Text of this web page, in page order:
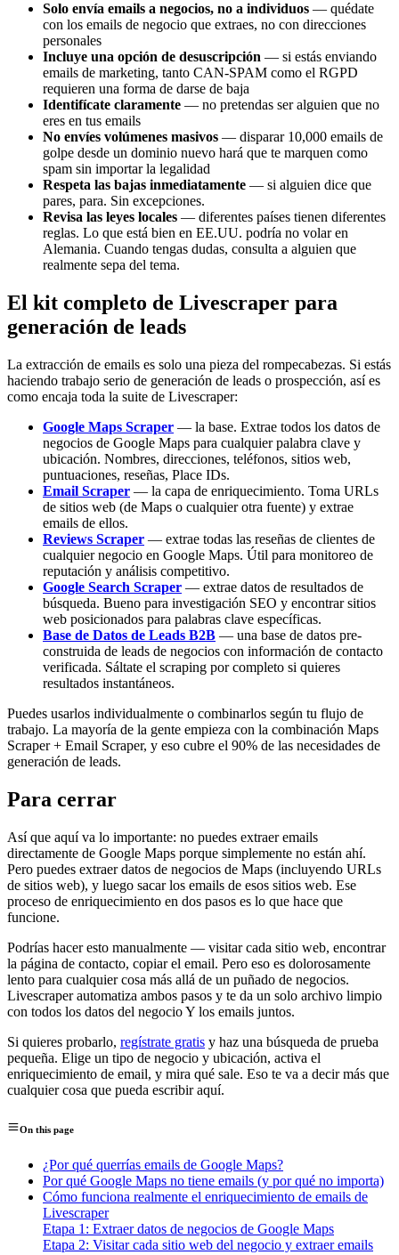
Solo envía emails a negocios, no a individuos — quédate
con los emails de negocio que extraes, no con direcciones
personales
Incluye una opción de desuscripción — si estás enviando
emails de marketing, tanto CAN-SPAM como el RGPD
requieren una forma de darse de baja
Identifícate claramente — no pretendas ser alguien que no
eres en tus emails
No envíes volúmenes masivos — disparar 10,000 emails de
golpe desde un dominio nuevo hará que te marquen como
spam sin importar la legalidad
Respeta las bajas inmediatamente — si alguien dice que
pares, para. Sin excepciones.
Revisa las leyes locales — diferentes países tienen diferentes
reglas. Lo que está bien en EE.UU. podría no volar en
Alemania. Cuando tengas dudas, consulta a alguien que
realmente sepa del tema.
El kit completo de Livescraper para
generación de leads
La extracción de emails es solo una pieza del rompecabezas. Si estás
haciendo trabajo serio de generación de leads o prospección, así es
como encaja toda la suite de Livescraper:
Google Maps Scraper — la base. Extrae todos los datos de
negocios de Google Maps para cualquier palabra clave y
ubicación. Nombres, direcciones, teléfonos, sitios web,
puntuaciones, reseñas, Place IDs.
Email Scraper — la capa de enriquecimiento. Toma URLs
de sitios web (de Maps o cualquier otra fuente) y extrae
emails de ellos.
Reviews Scraper — extrae todas las reseñas de clientes de
cualquier negocio en Google Maps. Útil para monitoreo de
reputación y análisis competitivo.
Google Search Scraper — extrae datos de resultados de
búsqueda. Bueno para investigación SEO y encontrar sitios
web posicionados para palabras clave específicas.
Base de Datos de Leads B2B — una base de datos pre-
construida de leads de negocios con información de contacto
verificada. Sáltate el scraping por completo si quieres
resultados instantáneos.
Puedes usarlos individualmente o combinarlos según tu flujo de
trabajo. La mayoría de la gente empieza con la combinación Maps
Scraper + Email Scraper, y eso cubre el 90% de las necesidades de
generación de leads.
Para cerrar
Así que aquí va lo importante: no puedes extraer emails
directamente de Google Maps porque simplemente no están ahí.
Pero puedes extraer datos de negocios de Maps (incluyendo URLs
de sitios web), y luego sacar los emails de esos sitios web. Ese
proceso de enriquecimiento en dos pasos es lo que hace que
funcione.
Podrías hacer esto manualmente — visitar cada sitio web, encontrar
la página de contacto, copiar el email. Pero eso es dolorosamente
lento para cualquier cosa más allá de un puñado de negocios.
Livescraper automatiza ambos pasos y te da un solo archivo limpio
con todos los datos del negocio Y los emails juntos.
Si quieres probarlo, regístrate gratis y haz una búsqueda de prueba
pequeña. Elige un tipo de negocio y ubicación, activa el
enriquecimiento de email, y mira qué sale. Eso te va a decir más que
cualquier cosa que pueda escribir aquí.
On this page
¿Por qué querrías emails de Google Maps?
Por qué Google Maps no tiene emails (y por qué no importa)
Cómo funciona realmente el enriquecimiento de emails de
Livescraper
Etapa 1: Extraer datos de negocios de Google Maps
Etapa 2: Visitar cada sitio web del negocio y extraer emails